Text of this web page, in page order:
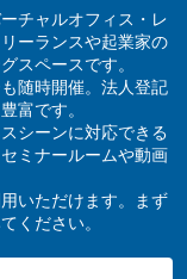
チャルオフィス・レ
ーランスや起業家の
スペースです。
随時開催。法人登記
富です。
シーンに対応できる
ミナールームや動画
いただけます。まず
ください。